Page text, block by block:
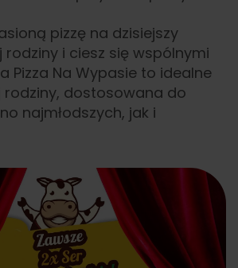
pizzę na dzisiejszy
rodziny i ciesz się wspólnymi
Pizza Na Wypasie to idealne
rodziny, dostosowana do
najmłodszych, jak i